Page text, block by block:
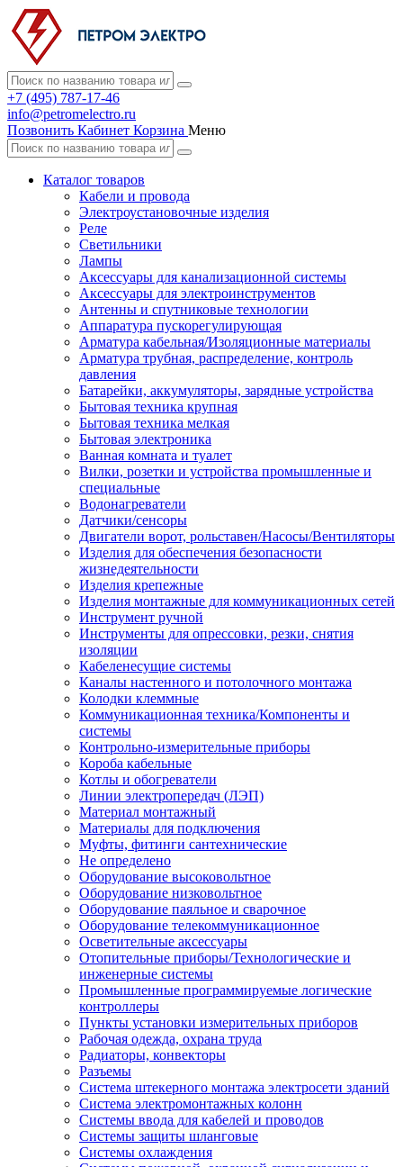
+7 (495) 787-17-46
info@petromelectro.ru
Позвонить Кабинет Корзина Меню
Каталог товаров
Кабели и провода
Электроустановочные изделия
Реле
Светильники
Лампы
Аксессуары для канализационной системы
Аксессуары для электроинструментов
Антенны и спутниковые технологии
Аппаратура пускорегулирующая
Арматура кабельная/Изоляционные материалы
Арматура трубная, распределение, контроль
давления
Батарейки, аккумуляторы, зарядные устройства
Бытовая техника крупная
Бытовая техника мелкая
Бытовая электроника
Ванная комната и туалет
Вилки, розетки и устройства промышленные и
специальные
Водонагреватели
Датчики/сенсоры
Двигатели ворот, рольставен/Насосы/Вентиляторы
Изделия для обеспечения безопасности
жизнедеятельности
Изделия крепежные
Изделия монтажные для коммуникационных сетей
Инструмент ручной
Инструменты для опрессовки, резки, снятия
изоляции
Кабеленесущие системы
Каналы настенного и потолочного монтажа
Колодки клеммные
Коммуникационная техника/Компоненты и
системы
Контрольно-измерительные приборы
Короба кабельные
Котлы и обогреватели
Линии электропередач (ЛЭП)
Материал монтажный
Материалы для подключения
Муфты, фитинги сантехнические
Не определено
Оборудование высоковольтное
Оборудование низковольтное
Оборудование паяльное и сварочное
Оборудование телекоммуникационное
Осветительные аксессуары
Отопительные приборы/Технологические и
инженерные системы
Промышленные программируемые логические
контроллеры
Пункты установки измерительных приборов
Рабочая одежда, охрана труда
Радиаторы, конвекторы
Разъемы
Система штекерного монтажа электросети зданий
Система электромонтажных колонн
Системы ввода для кабелей и проводов
Системы защиты шланговые
Системы охлаждения